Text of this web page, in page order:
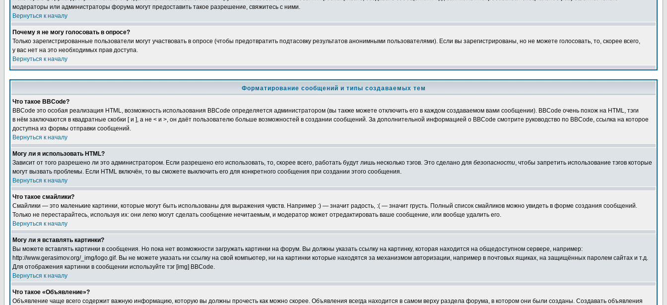
модераторы или администраторы форума могут предоставить такое разрешение, свяжитесь с ними.
Вернуться к началу
Почему я не могу голосовать в опросе?
Только зарегистрированные пользователи могут участвовать в опросе (чтобы предотвратить подтасовку результатов анонимными пользователями). Если вы зарегистрированы, но не можете голосовать, то, скорее всего,
у вас нет на это необходимых прав доступа.
Вернуться к началу
Форматирование сообщений и типы создаваемых тем
Что такое BBCode?
BBCode это особая реализация HTML, возможность использования BBCode определяется администратором (вы также можете отключить его в каждом создаваемом вами сообщении). BBCode очень похож на HTML, тэги
в нём заключаются в квадратные скобки [ и ], а не < и >, он даёт пользователю больше возможностей в создании сообщений. За дополнительной информацией о BBCode смотрите руководство по BBCode, ссылка на которое
доступна из формы отправки сообщений.
Вернуться к началу
Могу ли я использовать HTML?
Зависит от того разрешено ли это администратором. Если разрешено его использовать, то, скорее всего, работать будут лишь несколько тэгов. Это сделано для безопасности, чтобы запретить использование тэгов которые
могут вызвать проблемы. Если HTML включён, то вы сможете выключить его для конкретного сообщения при создании этого сообщения.
Вернуться к началу
Что такое смайлики?
Смайлики — это маленькие картинки, которые могут быть использованы для выражения чувств. Например :) — значит радость, :( — значит грусть. Полный список смайликов можно увидеть в форме создания сообщений.
Только не перестарайтесь, используя их: они легко могут сделать сообщение нечитаемым, и модератор может отредактировать ваше сообщение, или вообще удалить его.
Вернуться к началу
Могу ли я вставлять картинки?
Вы можете вставлять картинки в сообщения. Но пока нет возможности загружать картинки на форум. Вы должны указать ссылку на картинку, которая находится на общедоступном сервере, например:
http://www.gerasimov.org/_img/logo.gif. Вы не можете указать ни ссылку на свой компьютер, ни на картинки которые находятся за механизмом авторизации, например в почтовых ящиках, на защищённых паролем сайтах и т.д.
Для отображения картинки в сообщении используйте тэг [img] BBCode.
Вернуться к началу
Что такое «Объявление»?
Объявление чаще всего содержит важную информацию, которую вы должны прочесть как можно скорее. Объявления всегда находится в самом верху раздела форума, в котором они были созданы. Создавать объявления